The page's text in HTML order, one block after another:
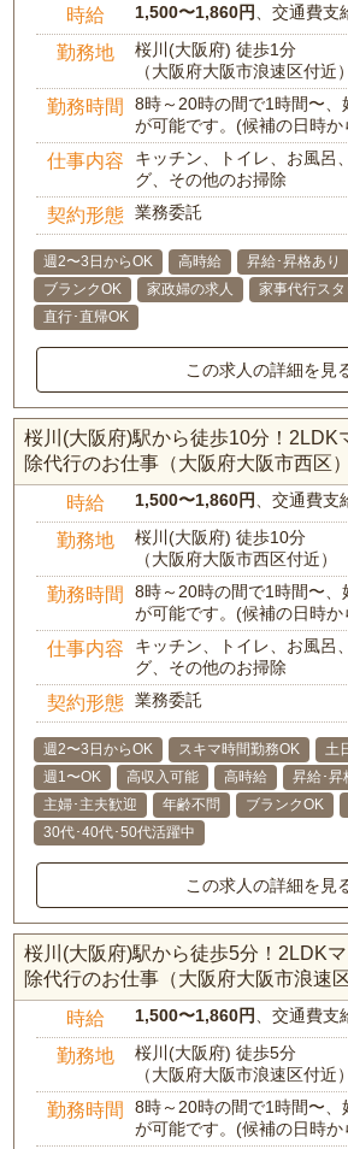
時給 1,500〜1,860円 、交通費
勤務地
桜川(大阪府) 徒歩1分
（大阪府大阪市浪速区付近）
勤務時間
8時～20時の間で1時間〜、
が可能です。(候補の日時か
仕事内容
キッチン、トイレ、お風呂
グ、その他のお掃除
契約形態 業務委託
週2〜3日からOK 高時給 昇給･昇格あり
ブランクOK
家政婦の求人
家事代行ス
直行･直帰OK
この求人の詳細を見
桜川(大阪府)駅から徒歩10分！2LDK
除代行のお仕事（大阪府大阪市西区）
時給 1,500〜1,860円 、交通費
勤務地
桜川(大阪府) 徒歩10分
（大阪府大阪市西区付近）
勤務時間
8時～20時の間で1時間〜、
が可能です。(候補の日時か
仕事内容
キッチン、トイレ、お風呂
グ、その他のお掃除
契約形態 業務委託
週2〜3日からOK スキマ時間勤務OK
土
週1〜OK
高収入可能 高時給 昇給･昇
主婦･主夫歓迎
年齢不問 ブランクOK
30代･40代･50代活躍中
この求人の詳細を見
桜川(大阪府)駅から徒歩5分！2LDK
除代行のお仕事（大阪府大阪市浪速区
時給 1,500〜1,860円 、交通費
勤務地
桜川(大阪府) 徒歩5分
（大阪府大阪市浪速区付近）
勤務時間
8時～20時の間で1時間〜、
が可能です。(候補の日時か